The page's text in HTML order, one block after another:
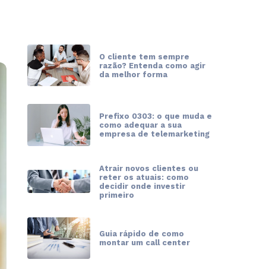
O cliente tem sempre
razão? Entenda como agir
da melhor forma
Prefixo 0303: o que muda e
como adequar a sua
empresa de telemarketing
Atrair novos clientes ou
reter os atuais: como
decidir onde investir
primeiro
Guia rápido de como
montar um call center